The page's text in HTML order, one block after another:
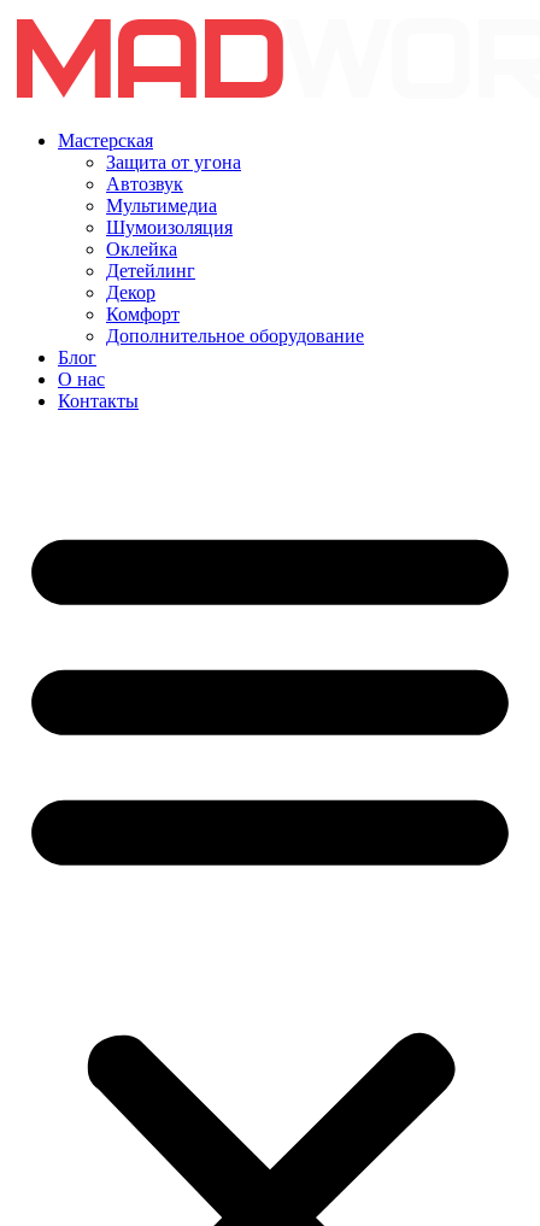
Мастерская
Защита от угона
Автозвук
Мультимедиа
Шумоизоляция
Оклейка
Детейлинг
Декор
Комфорт
Дополнительное оборудование
Блог
О нас
Контакты